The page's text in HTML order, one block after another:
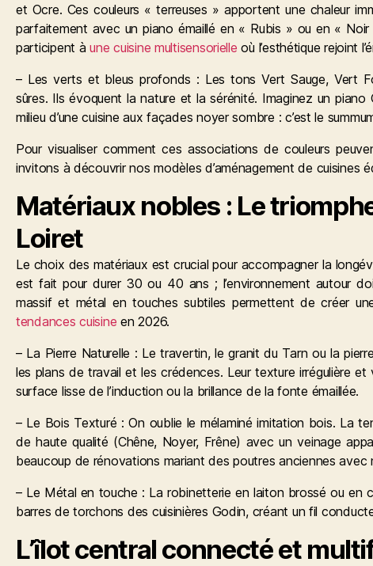
et Ocre. Ces couleurs « terreuses » apportent une chaleur
parfaitement avec un piano émaillé en « Rubis » ou en «
participent àune cuisine multisensorielle où l’esthétique rejoint
– Les verts et bleus profonds : Les tons Vert Sauge, Vert
sûres. Ils évoquent la nature et la sérénité. Imaginez un
milieu d’une cuisine aux façades noyer sombre : c’est le
Pour visualiser comment ces associations de couleurs
invitons à découvrir nos modèles d’aménagement de cuisines
Matériaux nobles : Le
Loiret
Le choix des matériaux est crucial pour accompagner la
est fait pour durer 30 ou 40 ans ; l’environnement autour
massif et métal en touches subtiles permettent de créer
tendances cuisine en 2026.
– La Pierre Naturelle : Le travertin, le granit du Tarn ou la
les plans de travail et les crédences. Leur texture irrégulière
surface lisse de l’induction ou la brillance de la fonte émaillée.
– Le Bois Texturé : On oublie le mélaminé imitation bois. La
de haute qualité (Chêne, Noyer, Frêne) avec un veinage
beaucoup de rénovations mariant des poutres anciennes avec
– Le Métal en touche : La robinetterie en laiton brossé ou en
barres de torchons des cuisinières Godin, créant un fil
L’îlot central connecté et